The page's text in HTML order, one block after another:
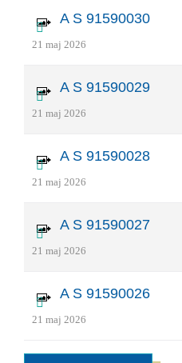
A S 91590030
21 maj 2026
A S 91590029
21 maj 2026
A S 91590028
21 maj 2026
A S 91590027
21 maj 2026
A S 91590026
21 maj 2026